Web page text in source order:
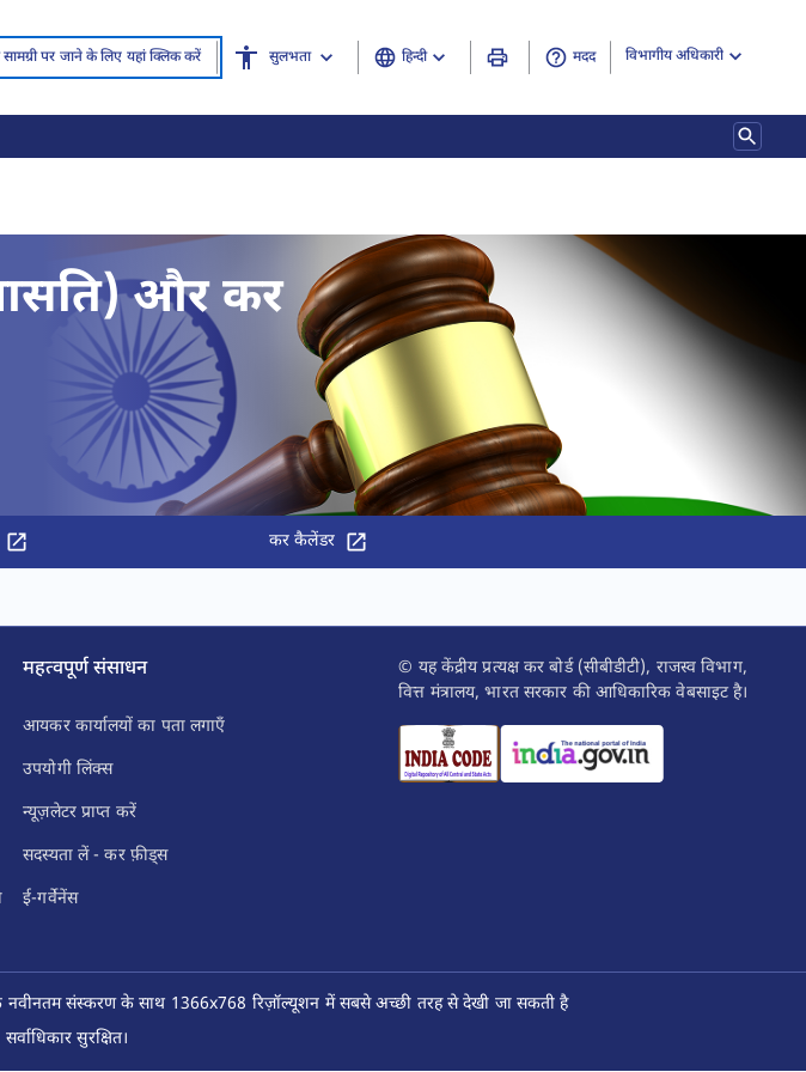
पर जाने के लिए यहां क्लिक करें सुलभता हिन्दी मदद विभागीय अधिकारी
और कर
कर कैलेंडर
महत्वपूर्ण संसाधन
आयकर कार्यालयों का पता लगाएँ
उपयोगी लिंक्स
न्यूज़लेटर प्राप्त करें
सदस्यता लें - कर फ़ीड्स
ई-गर्वेनेंस
© यह केंद्रीय प्रत्यक्ष कर बोर्ड (सीबीडीटी), राजस्व विभाग,
वित्त मंत्रालय, भारत सरकार की आधिकारिक वेबसाइट है।
नवीनतम संस्करण के साथ 1366x768 रिज़ॉल्यूशन में सबसे अच्छी तरह से देखी जा सकती है
सुरक्षित।